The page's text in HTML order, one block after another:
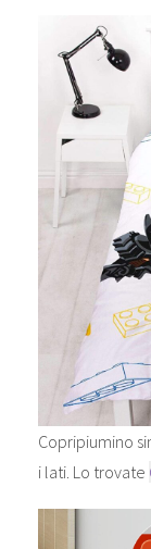
Copripiumino
i lati. Lo trovate